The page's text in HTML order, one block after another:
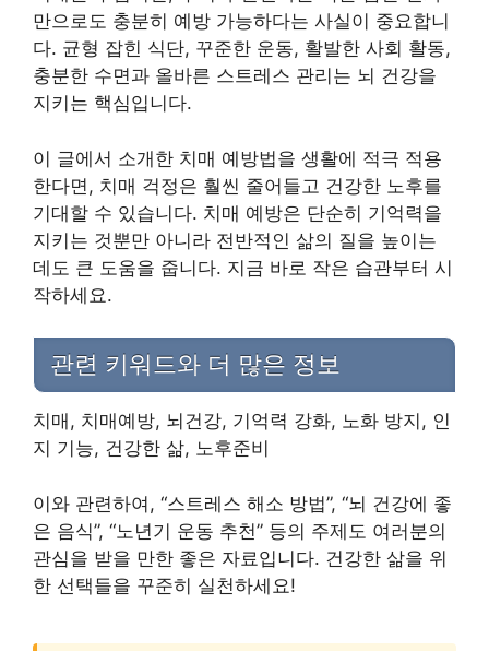
만으로도 충분히 예방 가능하다는 사실이 중요합니
다. 균형 잡힌 식단, 꾸준한 운동, 활발한 사회 활동,
충분한 수면과 올바른 스트레스 관리는 뇌 건강을
지키는 핵심입니다.
이 글에서 소개한 치매 예방법을 생활에 적극 적용
한다면, 치매 걱정은 훨씬 줄어들고 건강한 노후를
기대할 수 있습니다. 치매 예방은 단순히 기억력을
지키는 것뿐만 아니라 전반적인 삶의 질을 높이는
데도 큰 도움을 줍니다. 지금 바로 작은 습관부터 시
작하세요.
관련 키워드와 더 많은 정보
치매, 치매예방, 뇌건강, 기억력 강화, 노화 방지, 인
지 기능, 건강한 삶, 노후준비
이와 관련하여, “스트레스 해소 방법”, “뇌 건강에 좋
은 음식”, “노년기 운동 추천” 등의 주제도 여러분의
관심을 받을 만한 좋은 자료입니다. 건강한 삶을 위
한 선택들을 꾸준히 실천하세요!